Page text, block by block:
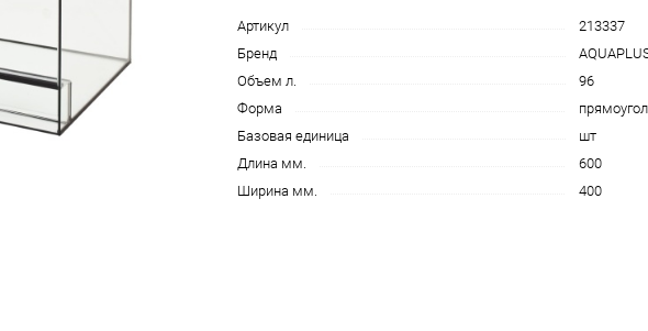
Артикул
213337
Бренд
Объем л.
96
Форма
Базовая единица
шт
Длина мм.
600
Ширина мм.
400